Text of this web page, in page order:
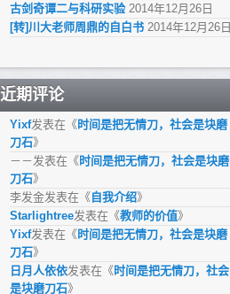
古剑奇谭二与科研实验 2014年12月26日
[转]川大老师周鼎的自白书 2014年12月26日
近期评论
Yixf发表在《 时间是把无情刀，社会是块磨
刀石》
－－发表在《 时间是把无情刀，社会是块磨
刀石》
李发金发表在《 自我介绍》
Starlightree发表在《教师的价值》
Yixf发表在《 时间是把无情刀，社会是块磨
刀石》
日月人依依发表在《 时间是把无情刀，社会
是块磨刀石》